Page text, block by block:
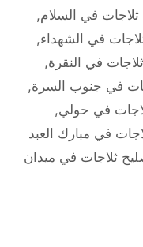
في السلام,
في الشهداء,
في النقرة,
في جنوب السرة,
في حولي,
في مبارك العبد
ثلاجات في ميدان